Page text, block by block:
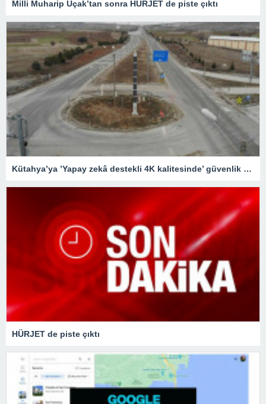
Milli Muharip Uçak’tan sonra HÜRJET de piste çıktı
Kütahya’ya ’Yapay zekâ destekli 4K kalitesinde’ güvenlik kameraları
HÜRJET de piste çıktı